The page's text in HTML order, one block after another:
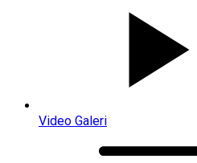
Video Galeri